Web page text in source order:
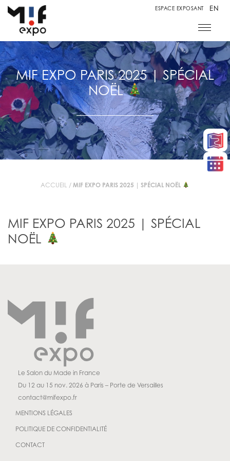
ESPACE EXPOSANT EN
MIF EXPO PARIS 2025 | SPÉCIAL
NOËL
ACCUEIL /MIF EXPO PARIS 2025 | SPÉCIAL NOËL
MIF EXPO PARIS 2025 | SPÉCIAL
NOËL
Le Salon du Made in France
Du 12 au 15 nov. 2026 à Paris – Porte de Versailles
contact@mifexpo.fr
MENTIONS LÉGALES
POLITIQUE DE CONFIDENTIALITÉ
CONTACT